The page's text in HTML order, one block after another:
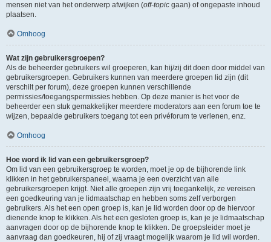
mensen niet van het onderwerp afwijken (off-topic gaan) of ongepaste inhoud
plaatsen.
Omhoog
Wat zijn gebruikersgroepen?
Als de beheerder gebruikers wil groeperen, kan hij/zij dit doen door middel van
gebruikersgroepen. Gebruikers kunnen van meerdere groepen lid zijn (dit
verschilt per forum), deze groepen kunnen verschillende
permissies/toegangspermissies hebben. Op deze manier is het voor de
beheerder een stuk gemakkelijker meerdere moderators aan een forum toe te
wijzen, bepaalde gebruikers toegang tot een privéforum te verlenen, enz.
Omhoog
Hoe word ik lid van een gebruikersgroep?
Om lid van een gebruikersgroep te worden, moet je op de bijhorende link
klikken in het gebruikerspaneel, waarna je een overzicht van alle
gebruikersgroepen krijgt. Niet alle groepen zijn vrij toegankelijk, ze vereisen
een goedkeuring van je lidmaatschap en hebben soms zelf verborgen
gebruikers. Als het een open groep is, kan je lid worden door op de hiervoor
dienende knop te klikken. Als het een gesloten groep is, kan je je lidmaatschap
aanvragen door op de bijhorende knop te klikken. De groepsleider moet je
aanvraag dan goedkeuren, hij of zij vraagt mogelijk waarom je lid wil worden.